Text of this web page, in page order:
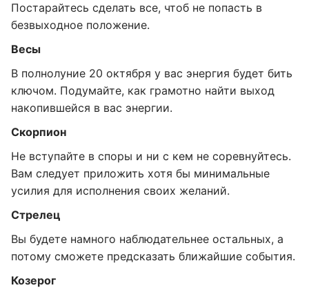
Постарайтесь сделать все, чтоб не попасть в
безвыходное положение.
Весы
В полнолуние 20 октября у вас энергия будет бить
ключом. Подумайте, как грамотно найти выход
накопившейся в вас энергии.
Скорпион
Не вступайте в споры и ни с кем не соревнуйтесь.
Вам следует приложить хотя бы минимальные
усилия для исполнения своих желаний.
Стрелец
Вы будете намного наблюдательнее остальных, а
потому сможете предсказать ближайшие события.
Козерог